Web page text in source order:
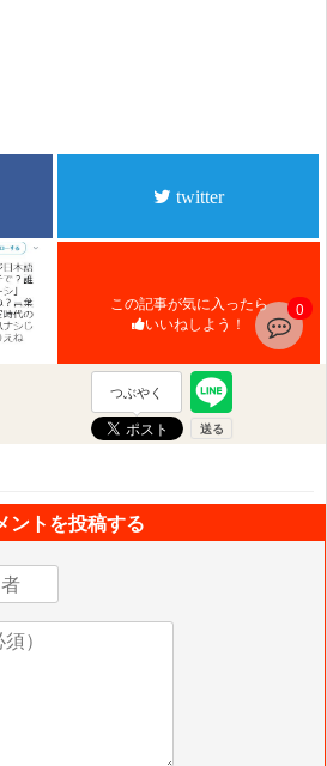
twitter
この記事が気に入ったら
いいねしよう！
つぶやく
0
ントを投稿する